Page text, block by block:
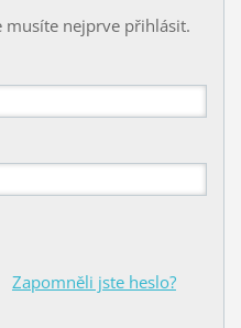
musíte nejprve přihlásit.
Zapomněli jste heslo?